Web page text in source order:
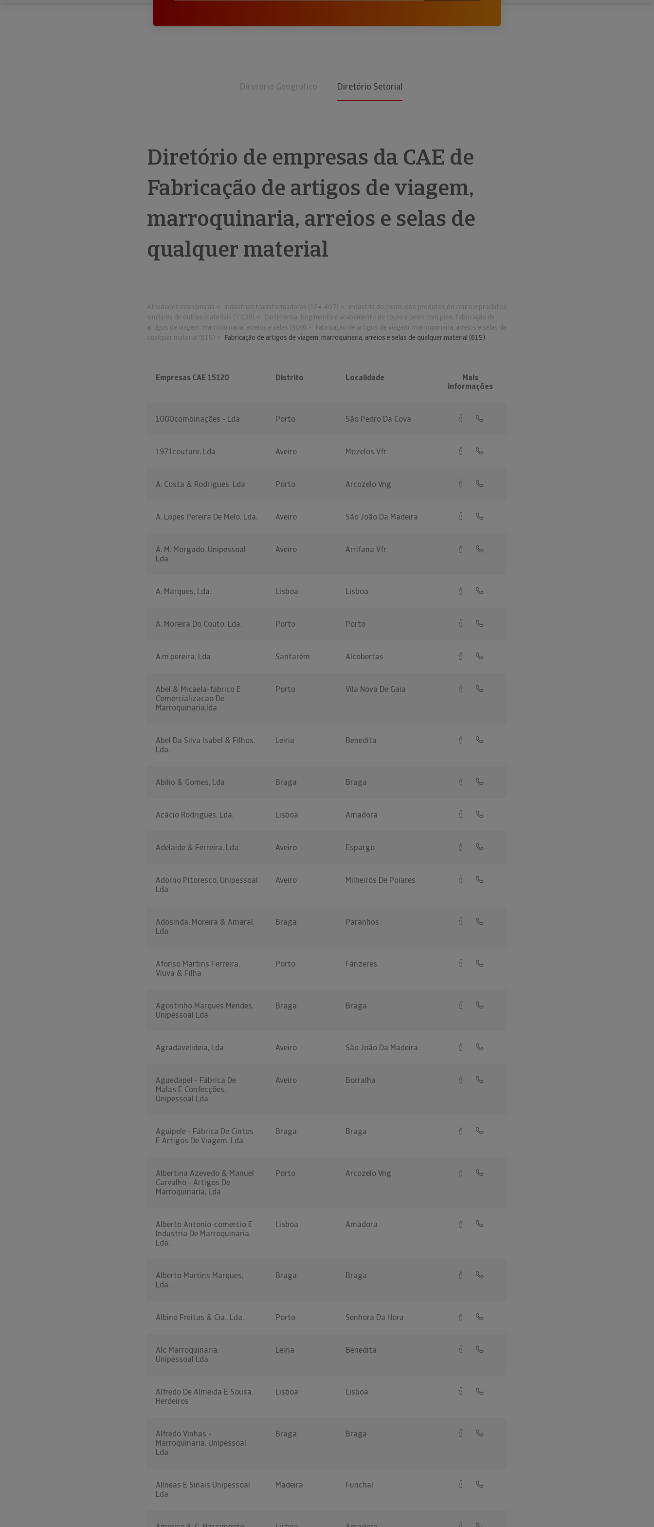
seus clientes.
Diretório Geográfico Diretório Setorial
Diretório de empresas da CAE de
Fabricação de artigos de viagem,
marroquinaria, arreios e selas de
qualquer material
Atividades económicas Indústrias transformadoras (124.407)
Indústria do couro, dos produtos do couro e produtos
similares de outros materiais (7.039)
Curtimenta, tingimento e acabamento de couro e peles com pelo, fabricação de
artigos de viagem, marroquinaria, arreios e selas (909)
Fabricação de artigos de viagem, marroquinaria, arreios e selas de
qualquer material (615)
Fabricação de artigos de viagem, marroquinaria, arreios e selas de qualquer material (615)
Empresas CAE 15120 Distrito Localidade
Mais
informações
1000combinações - Lda Porto São Pedro Da Cova
1971couture, Lda Aveiro Mozelos Vfr
A. Costa & Rodrigues, Lda Porto Arcozelo Vng
A. Lopes Pereira De Melo, Lda. Aveiro São João Da Madeira
A. M. Morgado, Unipessoal
Lda
Aveiro Arrifana Vfr
A. Marques, Lda. Lisboa Lisboa
A. Moreira Do Couto, Lda. Porto Porto
A.m.pereira, Lda Santarém Alcobertas
Abel & Micaela-fabrico E
Comercializacao De
Marroquinaria,lda
Porto Vila Nova De Gaia
Abel Da Silva Isabel & Filhos,
Lda.
Leiria Benedita
Abilio & Gomes, Lda Braga Braga
Acácio Rodrigues, Lda. Lisboa Amadora
Adelaide & Ferreira, Lda. Aveiro Espargo
Adorno Pitoresco, Unipessoal
Lda
Aveiro Milheirós De Poiares
Adosinda, Moreira & Amaral,
Lda
Braga Paranhos
Afonso Martins Ferreira,
Viuva & Filha
Porto Fânzeres
Agostinho Marques Mendes,
Unipessoal Lda
Braga Braga
Agradávelideia, Lda Aveiro São João Da Madeira
Aguedapel - Fábrica De
Malas E Confecções,
Unipessoal Lda
Aveiro Borralha
Aguipele - Fábrica De Cintos
E Artigos De Viagem, Lda.
Braga Braga
Albertina Azevedo & Manuel
Carvalho - Artigos De
Marroquinaria, Lda
Porto Arcozelo Vng
Alberto Antonio-comercio E
Industria De Marroquinaria,
Lda.
Lisboa Amadora
Alberto Martins Marques,
Lda.
Braga Braga
Albino Freitas & Cia., Lda. Porto Senhora Da Hora
Alc Marroquinaria,
Unipessoal Lda
Leiria Benedita
Alfredo De Almeida E Sousa,
Herdeiros
Lisboa Lisboa
Alfredo Vinhas -
Marroquinaria, Unipessoal
Lda
Braga Braga
Alíneas E Sinais Unipessoal
Lda
Madeira Funchal